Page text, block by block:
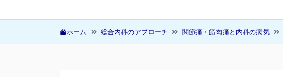
ホーム 総合内科のアプローチ 関節痛・筋肉痛と内科の病気